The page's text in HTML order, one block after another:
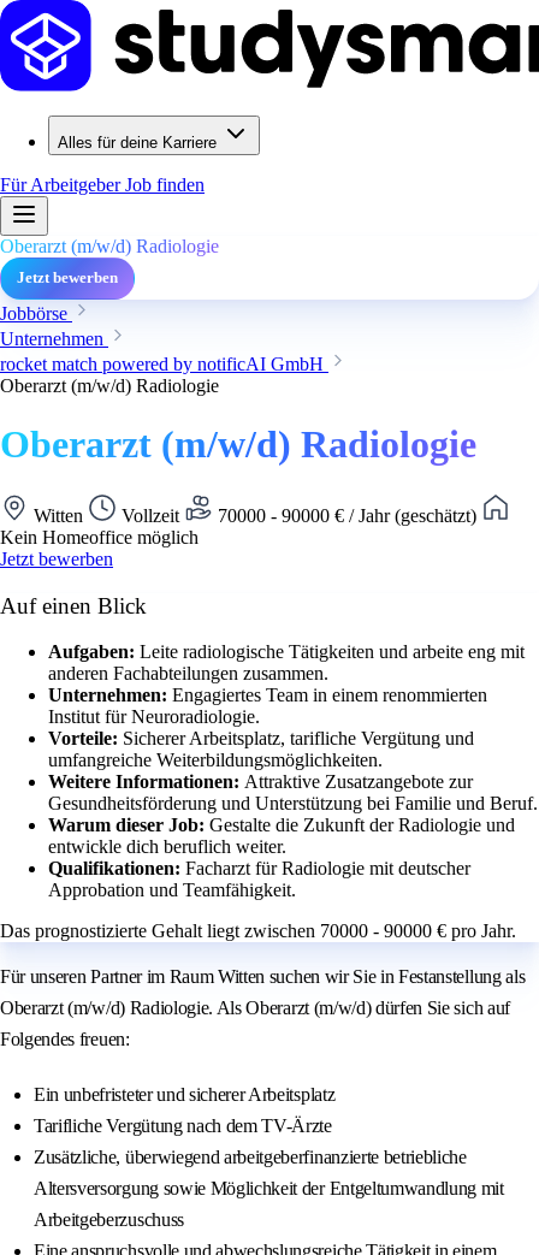
Alles für deine Karriere
Für ArbeitgeberJob finden
Oberarzt (m/w/d) Radiologie
Jetzt bewerben
Jobbörse
Unternehmen
rocket match powered by notificAI GmbH
Oberarzt (m/w/d) Radiologie
Oberarzt (m/w/d) Radiologie
Witten Vollzeit
70000 - 90000 € / Jahr (geschätzt)
Kein Homeoffice möglich
Jetzt bewerben
Auf einen Blick
Aufgaben: Leite radiologische Tätigkeiten und arbeite eng mit
anderen Fachabteilungen zusammen.
Unternehmen: Engagiertes Team in einem renommierten
Institut für Neuroradiologie.
Vorteile: Sicherer Arbeitsplatz, tarifliche Vergütung und
umfangreiche Weiterbildungsmöglichkeiten.
Weitere Informationen: Attraktive Zusatzangebote zur
Gesundheitsförderung und Unterstützung bei Familie und Beruf.
Warum dieser Job: Gestalte die Zukunft der Radiologie und
entwickle dich beruflich weiter.
Qualifikationen: Facharzt für Radiologie mit deutscher
Approbation und Teamfähigkeit.
Das prognostizierte Gehalt liegt zwischen 70000 - 90000 € pro Jahr.
Für unseren Partner im Raum Witten suchen wir Sie in Festanstellung als
Oberarzt (m/w/d) Radiologie. Als Oberarzt (m/w/d) dürfen Sie sich auf
Folgendes freuen:
Ein unbefristeter und sicherer Arbeitsplatz
Tarifliche Vergütung nach dem TV-Ärzte
Zusätzliche, überwiegend arbeitgeberfinanzierte betriebliche
Altersversorgung sowie Möglichkeit der Entgeltumwandlung mit
Arbeitgeberzuschuss